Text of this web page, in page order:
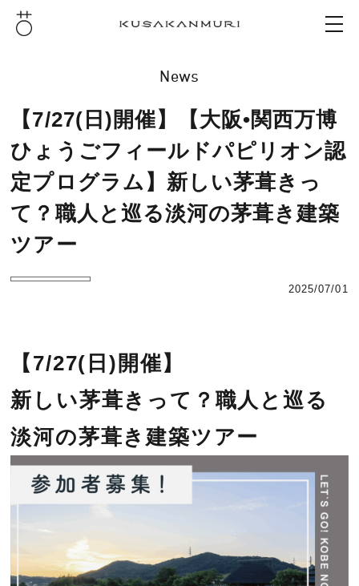
News
【7/27(日)開催】【大阪•関西万博
ひょうごフィールドパピリオン認
定プログラム】新しい茅葺きっ
て？職人と巡る淡河の茅葺き建築
ツアー
2025/07/01
【7/27(日)開催】
新しい茅葺きって？職人と巡る
淡河の茅葺き建築ツアー